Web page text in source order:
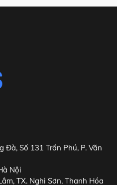
Đà, Số 131 Trần Phú, P. Văn
Nội
TX. Nghi Sơn, Thanh Hóa